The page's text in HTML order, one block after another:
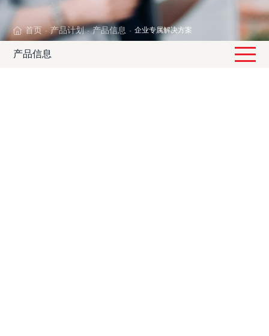
首页 · 产品计划 · 产品信息 · 企业专属解决方案
产品信息